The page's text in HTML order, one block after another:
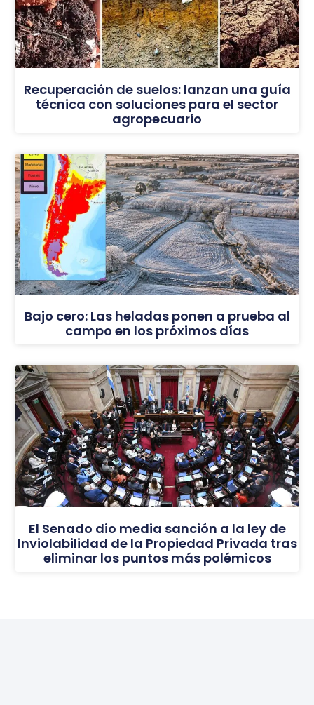
Recuperación de suelos: lanzan una guía
técnica con soluciones para el sector
agropecuario
Bajo cero: Las heladas ponen a prueba al
campo en los próximos días
El Senado dio media sanción a la ley de
Inviolabilidad de la Propiedad Privada tras
eliminar los puntos más polémicos